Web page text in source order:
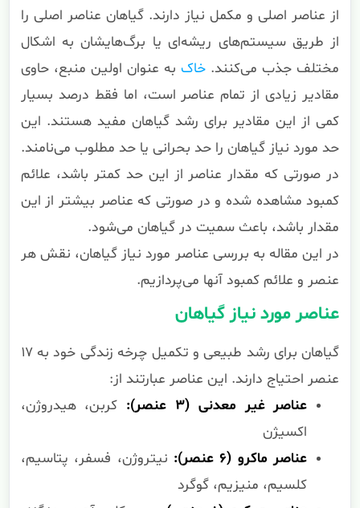
از عناصر اصلی و مکمل نیاز دارند. گیاهان عناصر اصلی را
از طریق سیستم‌های ریشه‌ای یا برگ‌هایشان به اشکال
مختلف جذب می‌کنند. خاکبه عنوان اولین منبع، حاوی
مقادیر زیادی از تمام عناصر است، اما فقط درصد بسیار
کمی از این مقادیر برای رشد گیاهان مفید هستند. این
حد مورد نیاز گیاهان را حد بحرانی یا حد مطلوب می‌نامند.
در صورتی که مقدار عناصر از این حد کمتر باشد، علائم
کمبود مشاهده شده و در صورتی که عناصر بیشتر از این
مقدار باشد، باعث سمیت در گیاهان می‌شود.
در این مقاله به بررسی عناصر مورد نیاز گیاهان، نقش هر
عنصر و علائم کمبود آنها می‌پردازیم.
عناصر مورد نیاز گیاهان
گیاهان برای رشد طبیعی و تکمیل چرخه زندگی خود به ۱۷
عنصر احتیاج دارند. این عناصر عبارتند از:
عناصر غیر معدنی (۳ عنصر):
کربن، هیدروژن،
اکسیژن
عناصر ماکرو (۶ عنصر):
نیتروژن، فسفر، پتاسیم،
کلسیم، منیزیم، گوگرد